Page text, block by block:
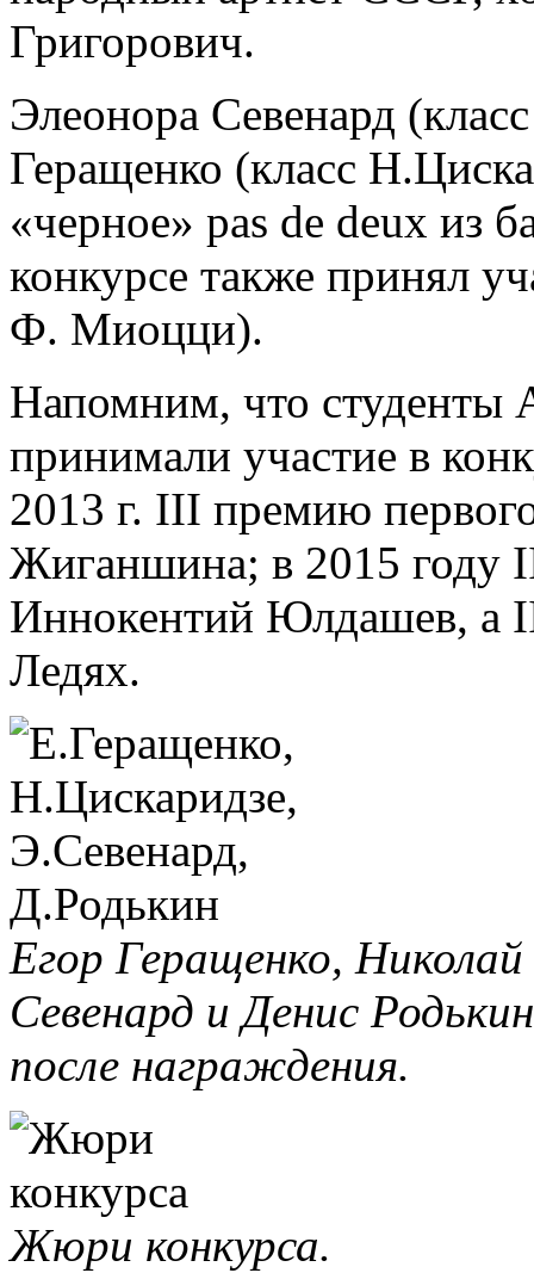
Григорович.
Элеонора Севенард
Геращенко (класс
«черное» pas de deux из
конкурсе также принял
Ф. Миоцци).
Напомним, что студенты
принимали участие в
2013 г. III премию
Жиганшина; в 2015 году
Иннокентий Юлдашев, а
Ледях.
Егор Геращенко,
Севенард и Денис
после награждения.
Жюри конкурса.